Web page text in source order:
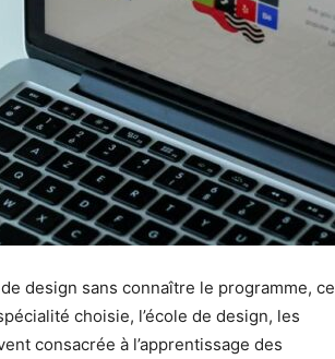
design sans connaître le programme, ce
choisie, l’école de design, les
consacrée à l’apprentissage des